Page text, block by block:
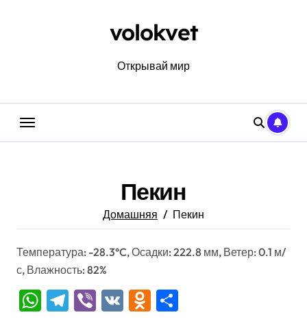
volokvet
Открывай мир
Пекин
Домашняя Пекин
Температура: -28.3°C, Осадки: 222.8 мм, Ветер: 0.1 м/
с, Влажность: 82%
WhatsApp
Telegram
Viber
VK Odnoklassniki